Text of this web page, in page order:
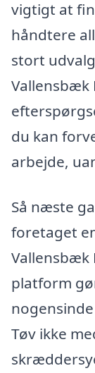
vigtigt at
håndtere
stort
Vallensbæk
du kan
arbejde,
Så næste
foretaget
Vallensbæk
platform
Tøv ikke